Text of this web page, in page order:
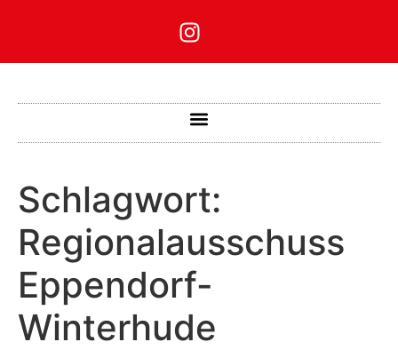
Schlagwort:
Regionalausschuss
Eppendorf-
Winterhude